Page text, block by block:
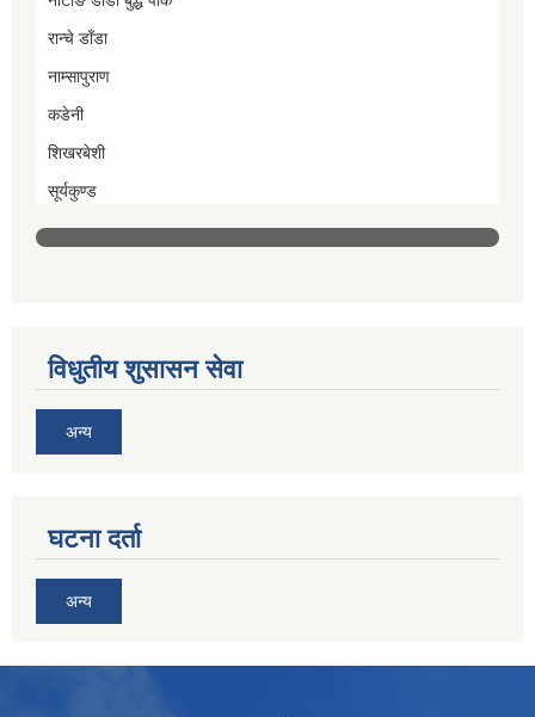
रान्चे डाँडा
नाम्सापुराण
कडेनी
शिखरबेशी
सूर्यकुण्ड
विधुतीय शुसासन सेवा
अन्य
घटना दर्ता
अन्य